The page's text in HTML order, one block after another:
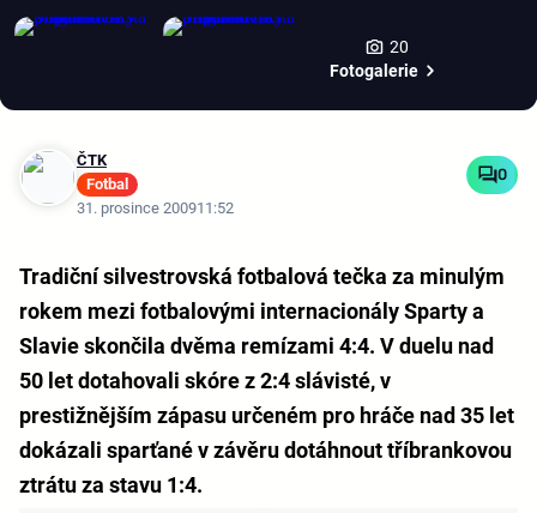
20
Fotogalerie
ČTK
Fotbal
31. prosince 200911:52
0
Tradiční silvestrovská fotbalová tečka za minulým
rokem mezi fotbalovými internacionály Sparty a
Slavie skončila dvěma remízami 4:4. V duelu nad
50 let dotahovali skóre z 2:4 slávisté, v
prestižnějším zápasu určeném pro hráče nad 35 let
dokázali sparťané v závěru dotáhnout tříbrankovou
ztrátu za stavu 1:4.